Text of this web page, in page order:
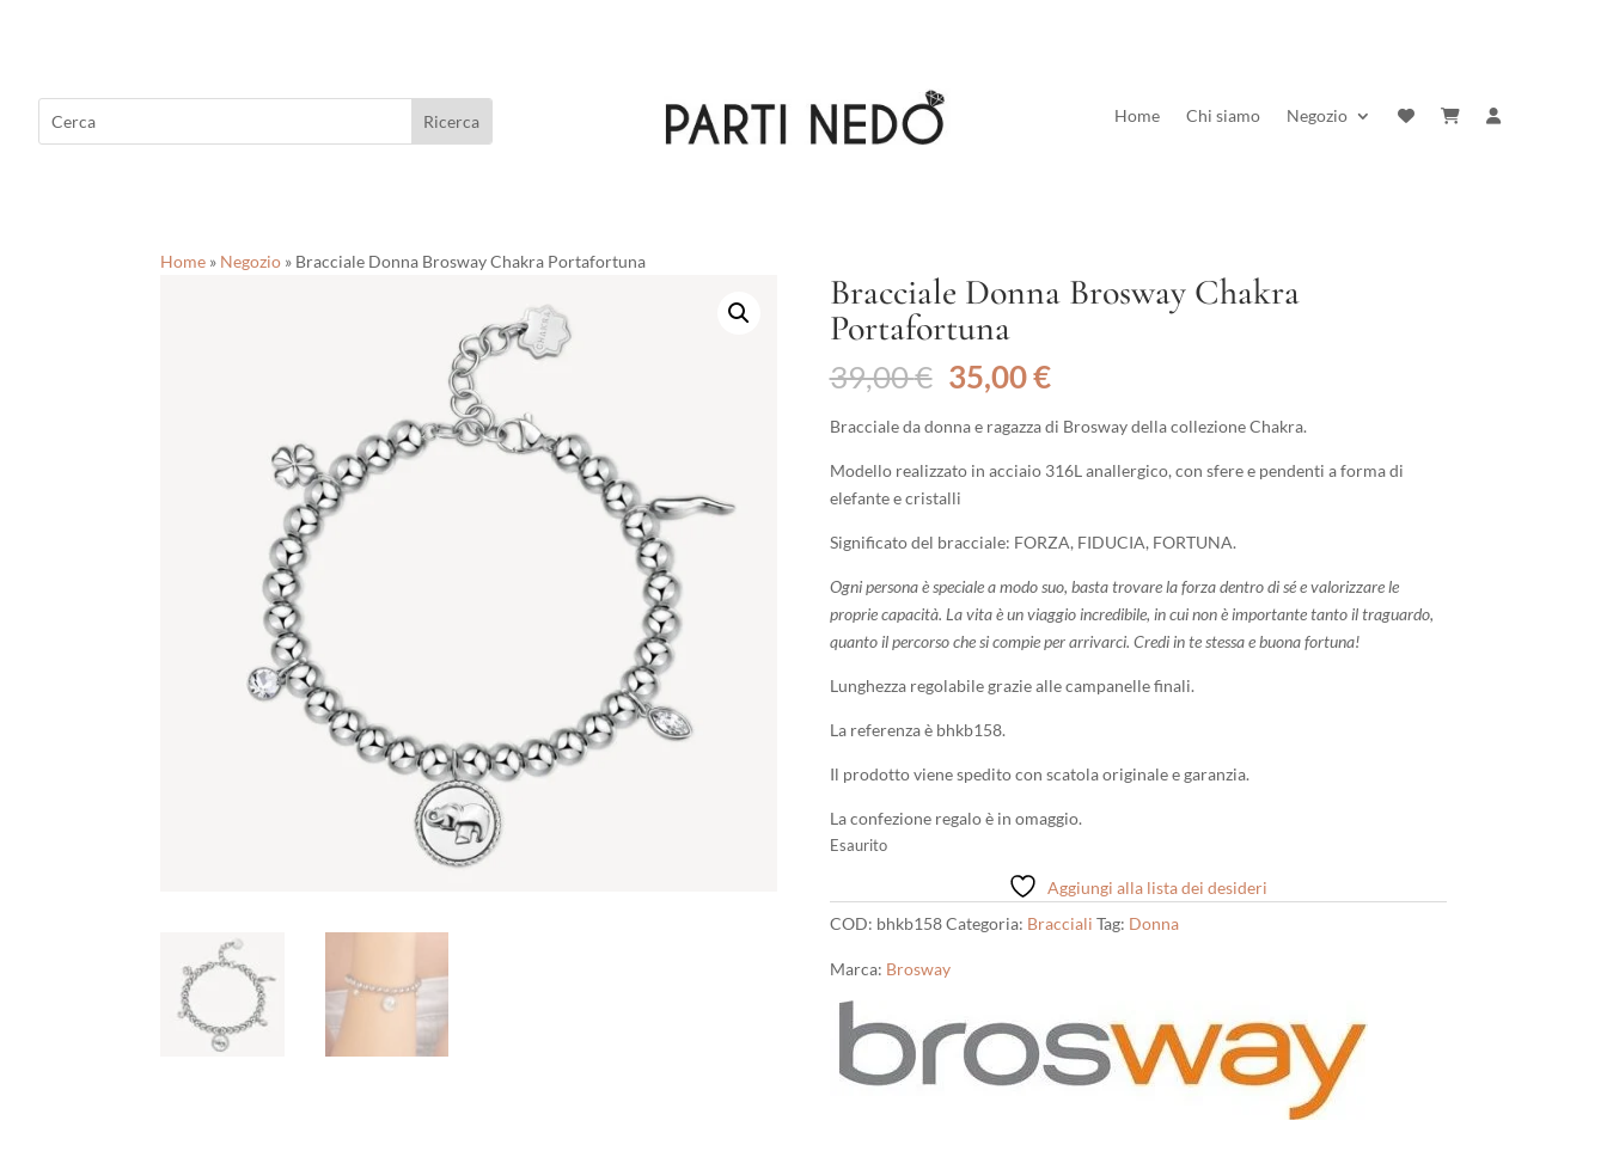
Home Chi siamo Negozio
Home » Negozio » Bracciale Donna Brosway Chakra Portafortuna
Bracciale Donna Brosway Chakra
Portafortuna
39,00€ Il
prezzo
originale
era:
39,00 €.
35,00€Il
attuale
è:
35,00 €.
Bracciale da donna e ragazza di Brosway della collezione Chakra.
Modello realizzato in acciaio 316L anallergico, con sfere e pendenti a forma di
elefante e cristalli
Significato del bracciale: FORZA, FIDUCIA, FORTUNA.
Ogni persona è speciale a modo suo, basta trovare la forza dentro di sé e valorizzare le
proprie capacità. La vita è un viaggio incredibile, in cui non è importante tanto il traguardo,
quanto il percorso che si compie per arrivarci. Credi in te stessa e buona fortuna!
Lunghezza regolabile grazie alle campanelle finali.
La referenza è bhkb158.
Il prodotto viene spedito con scatola originale e garanzia.
La confezione regalo è in omaggio.
Esaurito
Aggiungi alla lista dei desideri
COD: bhkb158 Categoria: Bracciali Tag: Donna
Marca: Brosway